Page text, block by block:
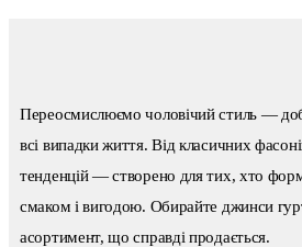
Переосмислюємо чоловічий стиль —
всі випадки життя. Від класичних
тенденцій — створено для тих, хто
смаком і вигодою. Обирайте джинси
асортимент, що справді продається.